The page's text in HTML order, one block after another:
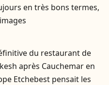
en très bons termes,
du restaurant de
après Cauchemar en
Etchebest pensait les